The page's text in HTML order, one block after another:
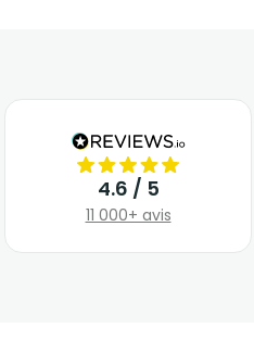
4.6 / 5
11 000+ avis